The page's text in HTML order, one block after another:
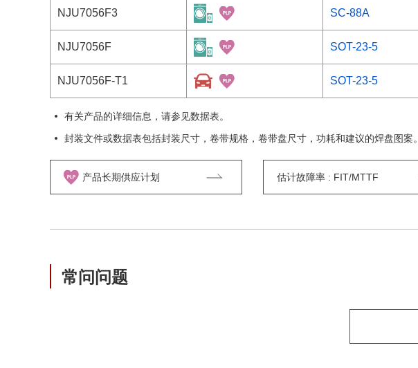
NJU7056F3 SC-88A
NJU7056F SOT-23-5
NJU7056F-T1 SOT-23-5
有关产品的详细信息，请参见数据表。
封装文件或数据表包括封装尺寸，卷带规格，卷带盘尺寸，功耗和建议的焊盘图案。
产品长期供应计划 估计故障率 : FIT/MTTF
常问问题